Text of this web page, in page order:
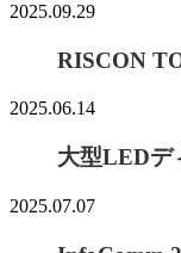
2025.09.29
RISCON
2025.06.14
大型LEDデ
2025.07.07